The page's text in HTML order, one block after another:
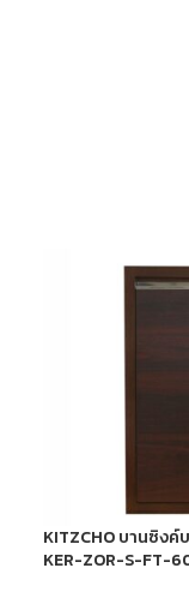
KITZCHO บานซิง
KER-ZOR-S-FT-